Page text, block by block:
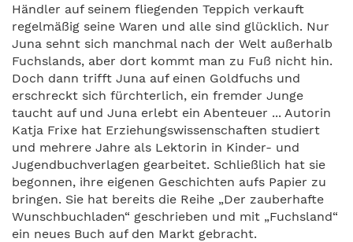
Händler auf seinem fliegenden Teppich verkauft
regelmäßig seine Waren und alle sind glücklich. Nur
Juna sehnt sich manchmal nach der Welt außerhalb
Fuchslands, aber dort kommt man zu Fuß nicht hin.
Doch dann trifft Juna auf einen Goldfuchs und
erschreckt sich fürchterlich, ein fremder Junge
taucht auf und Juna erlebt ein Abenteuer ... Autorin
Katja Frixe hat Erziehungswissenschaften studiert
und mehrere Jahre als Lektorin in Kinder- und
Jugendbuchverlagen gearbeitet. Schließlich hat sie
begonnen, ihre eigenen Geschichten aufs Papier zu
bringen. Sie hat bereits die Reihe „Der zauberhafte
Wunschbuchladen“ geschrieben und mit „Fuchsland“
ein neues Buch auf den Markt gebracht.